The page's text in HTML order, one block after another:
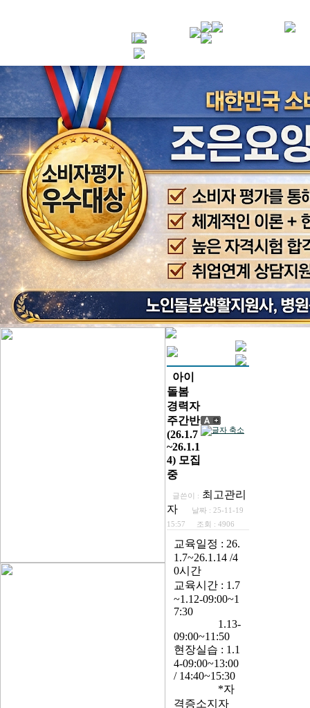
아이
돌봄
경력자
주간반
(26.1.7
~26.1.1
4) 모집
중
글쓴이 : 최고관리
자
날짜 : 25-11-19
15:57
조회 : 4906
교육일정 : 26.
1.7~26.1.14 /4
0시간
교육시간 : 1.7
~1.12-09:00~1
7:30
1.13-
09:00~11:50
현장실습 : 1.1
4-09:00~13:00
/ 14:40~15:30
*자
격증소지자